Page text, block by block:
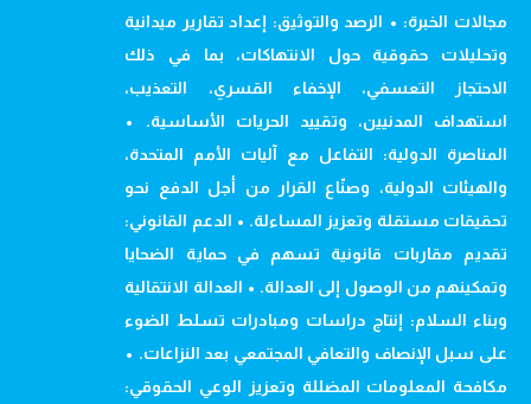
مجالات الخبرة: • الرصد والتوثيق: إعداد تقارير ميدانية
وتحليلات حقوقية حول الانتهاكات، بما في ذلك
الاحتجاز التعسفي، الإخفاء القسري، التعذيب،
استهداف المدنيين، وتقييد الحريات الأساسية. •
المناصرة الدولية: التفاعل مع آليات الأمم المتحدة،
والهيئات الدولية، وصنّاع القرار من أجل الدفع نحو
تحقيقات مستقلة وتعزيز المساءلة. • الدعم القانوني:
تقديم مقاربات قانونية تسهم في حماية الضحايا
وتمكينهم من الوصول إلى العدالة. • العدالة الانتقالية
وبناء السلام: إنتاج دراسات ومبادرات تسلط الضوء
على سبل الإنصاف والتعافي المجتمعي بعد النزاعات. •
مكافحة المعلومات المضللة وتعزيز الوعي الحقوقي: